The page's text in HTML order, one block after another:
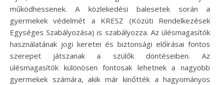
működhessenek. A közlekedési balesetek során a
gyermekek védelmét a KRESZ (Közúti Rendelkezések
Egységes Szabályozása) is szabályozza. Az ülésmagasítók
használatának jogi keretei és biztonsági előírásai fontos
szerepet játszanak a szülők döntéseiben. Az
ülésmagasítók különösen fontosak lehetnek a nagyobb
gyermekek számára, akik már kinőtték a hagyományos